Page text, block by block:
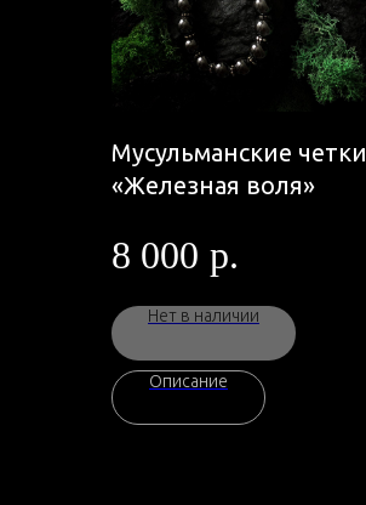
Мусульманские четки
«Железная воля»
8 000 р.
Нет в наличии
Описание